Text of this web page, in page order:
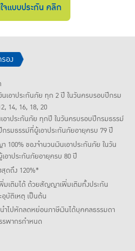
จแบบประกัน คลิก
อง
นเอาประกันภัย ทุก 2 ปี ในวันครบรอบปีกรม
14, 16, 18, 20
เอาประกันภัย ทุกปี ในวันครบรอบปีกรมธรรม์
รมธรรม์ที่ผู้เอาประกันภัยอายุครบ 79 ปี
ของจำนวนเงินเอาประกันภัย ในวัน
อาประกันภัยอายุครบ 80 ปี
ดถึง 120%*
มเติมได้ ด้วยสัญญาเพิ่มเติมทั้งประกัน
อุบัติเหตุ เป็นต้น
ำไปหักลดหย่อนภาษีเงินได้บุคคลธรรมดา
พากรกำหนด